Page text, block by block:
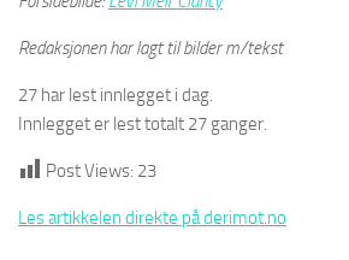
Redaksjonen har lagt til bilder m/tekst
27 har lest innlegget i dag.
Innlegget er lest totalt 27 ganger.
Post Views: 23
Les artikkelen direkte på derimot.no